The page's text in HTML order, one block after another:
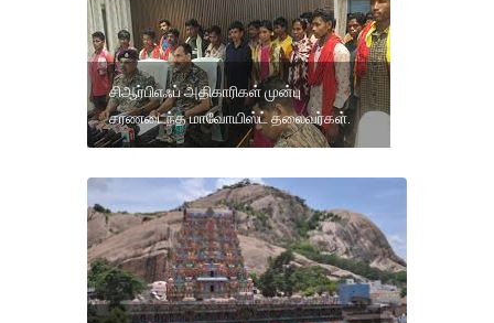
சிஆர்பிஎஃப் அதிகாரிகள் முன்பு
சரணடைந்த மாவோயிஸ்ட் தலைவர்கள்.